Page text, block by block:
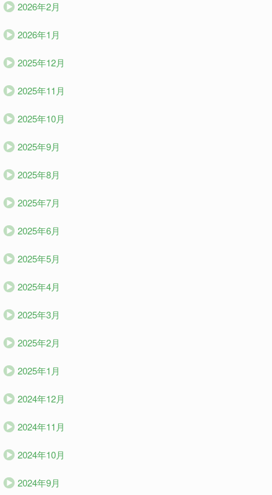
2026年2月
2026年1月
2025年12月
2025年11月
2025年10月
2025年9月
2025年8月
2025年7月
2025年6月
2025年5月
2025年4月
2025年3月
2025年2月
2025年1月
2024年12月
2024年11月
2024年10月
2024年9月